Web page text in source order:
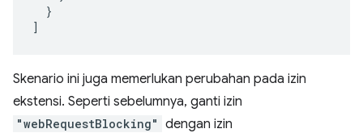
}
]
Skenario ini juga memerlukan perubahan pada izin
ekstensi. Seperti sebelumnya, ganti izin
"webRequestBlocking" dengan izin